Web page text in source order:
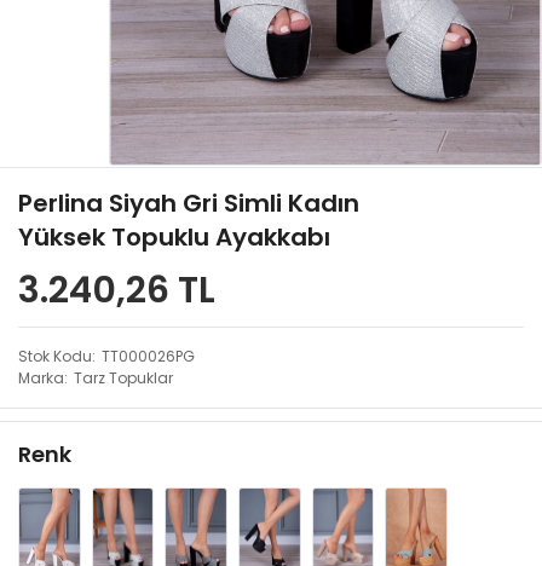
Perlina Siyah Gri Simli Kadın
Yüksek Topuklu Ayakkabı
3.240,26 TL
Stok Kodu TT000026PG
Marka Tarz Topuklar
Renk